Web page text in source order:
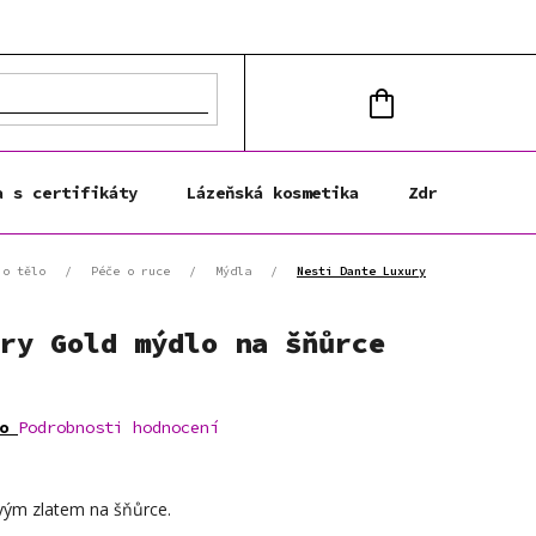
KOŠÍK
s certifikáty Lázeňská kosmetika Zdravá výživa
o tělo / Péče o ruce / Mýdla /
Nesti Dante Luxury
Gold mýdlo na šňůrce
Podrobnosti hodnocení
zlatem na šňůrce.